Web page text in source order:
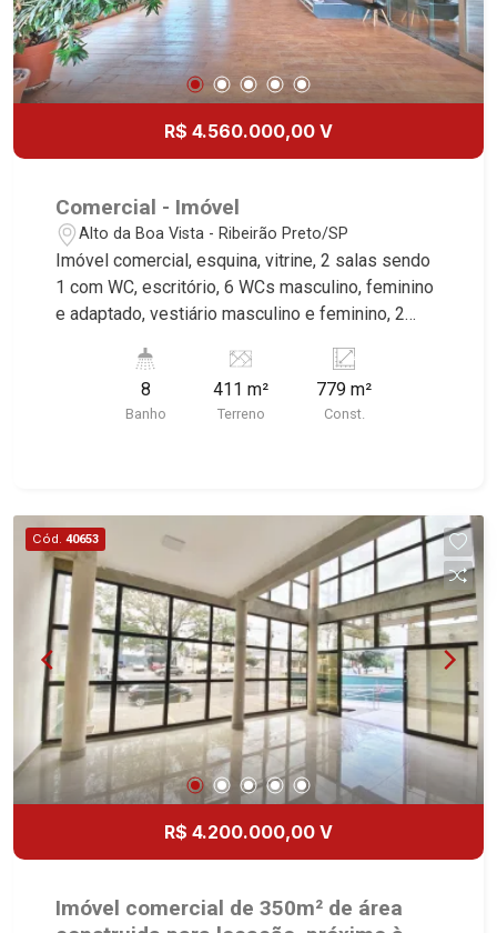
1051 - Alto da Boa Vista | Ribeirão Preto.
R$ 4.560.000,00 V
Comercial - Imóvel
Alto da Boa Vista - Ribeirão Preto/SP
Imóvel comercial, esquina, vitrine, 2 salas sendo
1 com WC, escritório, 6 WCs masculino, feminino
e adaptado, vestiário masculino e feminino, 2
câmaras frias, 2 salões, 2 bares, excelente
localização, próximo a Av. Prof. João Fiúsa.
Martinelli Imobiliária, referência no mercado
8
Banho
411 m²
Terreno
779 m²
Const.
Cód. 40653
R$ 4.200.000,00 V
Imóvel comercial de 350m² de área